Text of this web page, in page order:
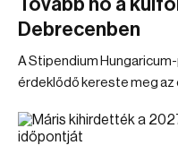
Tovább nő a
Debrecenben
A Stipendium
érdeklődő kereste meg